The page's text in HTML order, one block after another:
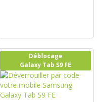
Déblocage
Galaxy Tab S9 FE